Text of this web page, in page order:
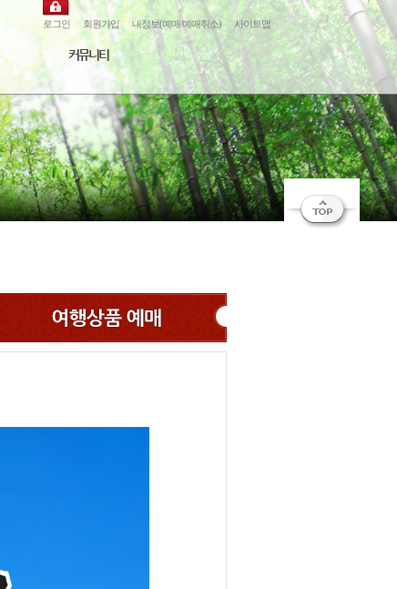
로그인 회원가입 내정보(예매/예매취소) 사이트맵
커뮤니티